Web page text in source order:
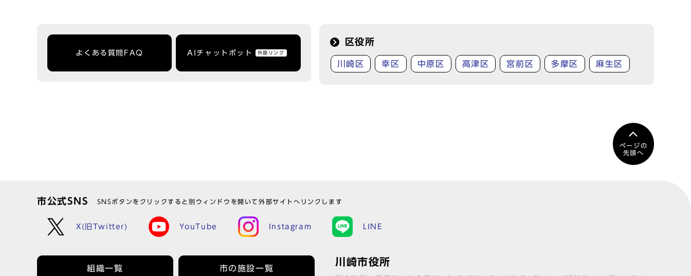
よくある質問FAQ AIチャットボット 外部リンク
区役所
川崎区 幸区 中原区 高津区 宮前区 多摩区 麻生区
ページの
先頭へ
市公式SNS SNSボタンをクリックすると別ウィンドウを開いて外部サイトへリンクします
X(旧Twitter) YouTube Instagram LINE
組織一覧 市の施設一覧
川崎市役所